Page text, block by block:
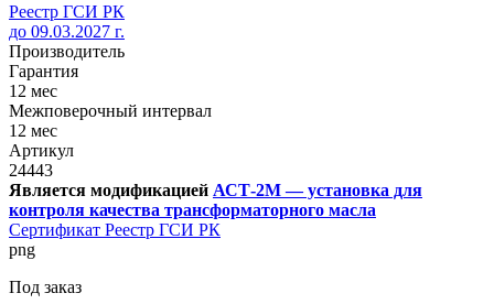
Реестр ГСИ РК
до 09.03.2027 г.
Производитель
Гарантия
12 мес
Межповерочный интервал
12 мес
Артикул
24443
Является модификацией АСТ-2М — установка для
контроля качества трансформаторного масла
Сертификат Реестр ГСИ РК
png
Под заказ